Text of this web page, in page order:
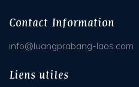
Contact Information
info@luangprabang-laos.com
Liens utiles